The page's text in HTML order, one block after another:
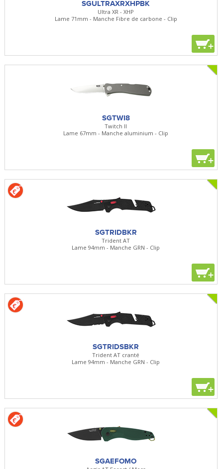
SGULTRAXRXHPBK
Ultra XR - XHP
Lame 71mm - Manche Fibre de carbone - Clip
+
SGTWI8
Twitch II
Lame 67mm - Manche aluminium - Clip
+
SGTRIDBKR
Trident AT
Lame 94mm - Manche GRN - Clip
+
SGTRIDSBKR
Trident AT cranté
Lame 94mm - Manche GRN - Clip
+
SGAEFOMO